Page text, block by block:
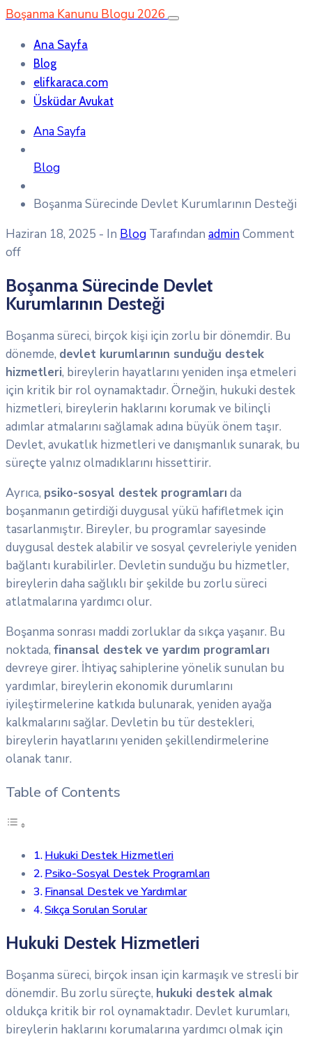
Boşanma Kanunu Blogu 2026
Ana Sayfa
Blog
elifkaraca.com
Üsküdar Avukat
Ana Sayfa
Blog
Boşanma Sürecinde Devlet Kurumlarının Desteği
Haziran 18, 2025 - In Blog Tarafından adminComment
off
Boşanma Sürecinde Devlet
Kurumlarının Desteği
Boşanma süreci, birçok kişi için zorlu bir dönemdir. Bu
dönemde, devlet kurumlarının sunduğu destek
hizmetleri, bireylerin hayatlarını yeniden inşa etmeleri
için kritik bir rol oynamaktadır. Örneğin, hukuki destek
hizmetleri, bireylerin haklarını korumak ve bilinçli
adımlar atmalarını sağlamak adına büyük önem taşır.
Devlet, avukatlık hizmetleri ve danışmanlık sunarak, bu
süreçte yalnız olmadıklarını hissettirir.
Ayrıca, psiko-sosyal destek programları da
boşanmanın getirdiği duygusal yükü hafifletmek için
tasarlanmıştır. Bireyler, bu programlar sayesinde
duygusal destek alabilir ve sosyal çevreleriyle yeniden
bağlantı kurabilirler. Devletin sunduğu bu hizmetler,
bireylerin daha sağlıklı bir şekilde bu zorlu süreci
atlatmalarına yardımcı olur.
Boşanma sonrası maddi zorluklar da sıkça yaşanır. Bu
noktada, finansal destek ve yardım programları
devreye girer. İhtiyaç sahiplerine yönelik sunulan bu
yardımlar, bireylerin ekonomik durumlarını
iyileştirmelerine katkıda bulunarak, yeniden ayağa
kalkmalarını sağlar. Devletin bu tür destekleri,
bireylerin hayatlarını yeniden şekillendirmelerine
olanak tanır.
Table of Contents
Hukuki Destek Hizmetleri
Psiko-Sosyal Destek Programları
Finansal Destek ve Yardımlar
Sıkça Sorulan Sorular
Hukuki Destek Hizmetleri
Boşanma süreci, birçok insan için karmaşık ve stresli bir
dönemdir. Bu zorlu süreçte, hukuki destek almak
oldukça kritik bir rol oynamaktadır. Devlet kurumları,
bireylerin haklarını korumalarına yardımcı olmak için